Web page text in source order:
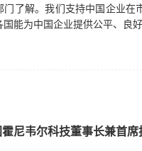
门了解。我们支持中国企业
能为中国企业提供公平、良
尼韦尔科技董事长兼首